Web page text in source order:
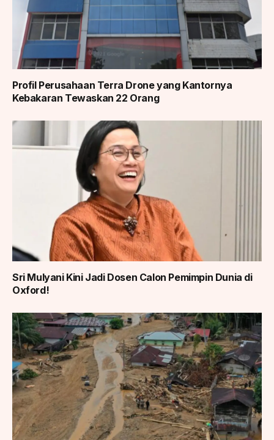
Profil Perusahaan Terra Drone yang Kantornya
Kebakaran Tewaskan 22 Orang
Sri Mulyani Kini Jadi Dosen Calon Pemimpin Dunia di
Oxford!